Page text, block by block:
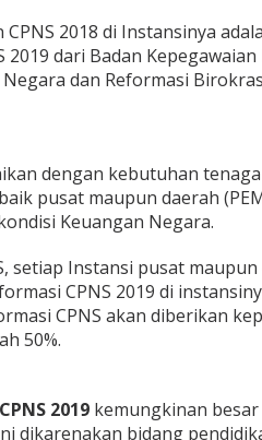
2018 di Instansinya
dari Badan
dan Reformasi
dengan kebutuhan
pusat maupun daerah
Keuangan Negara.
setiap Instansi pusat
CPNS 2019 di
CPNS akan diberikan
50%.
2019kemungkinan
dikarenakan bidang